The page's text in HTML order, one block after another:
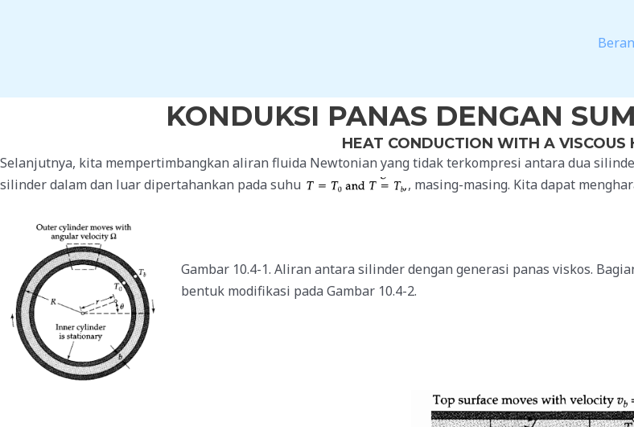
KONDUKSI PANAS DENGAN
HEAT CONDUCTION WITH A VISCOUS
Selanjutnya, kita mempertimbangkan aliran fluida Newtonian yang tidak terkompresi antara dua
silinder dalam dan luar dipertahankan pada suhu
, masing-masing. Kita dapat
Gambar 10.4-1. Aliran antara silinder dengan generasi panas viskos.
bentuk modifikasi pada Gambar 10.4-2.